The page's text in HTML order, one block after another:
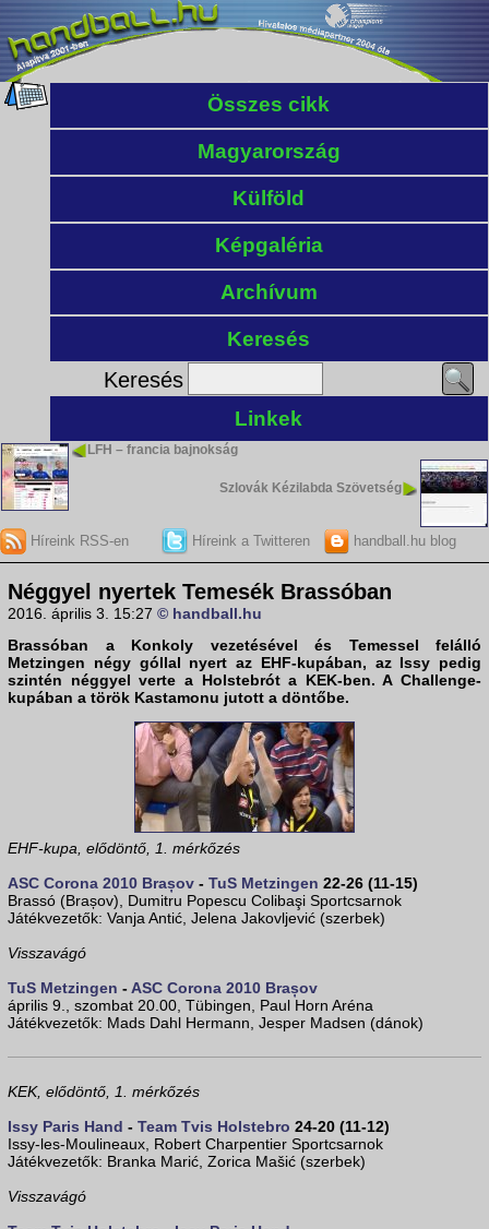
Összes cikk
Magyarország
Külföld
Képgaléria
Archívum
Keresés
Keresés
Linkek
LFH – francia bajnokság
Szlovák Kézilabda Szövetség
Híreink RSS-en Híreink a Twitteren handball.hu blog
Néggyel nyertek Temesék Brassóban
2016. április 3. 15:27 © handball.hu
Brassóban a Konkoly vezetésével és Temessel felálló
Metzingen négy góllal nyert az EHF-kupában, az Issy pedig
szintén néggyel verte a Holstebrót a KEK-ben. A Challenge-
kupában a török Kastamonu jutott a döntőbe.
EHF-kupa, elődöntő, 1. mérkőzés
ASC Corona 2010 Brașov - TuS Metzingen 22-26 (11-15)
Brassó (Brașov), Dumitru Popescu Colibaşi Sportcsarnok
Játékvezetők: Vanja Antić, Jelena Jakovljević (szerbek)
Visszavágó
TuS Metzingen - ASC Corona 2010 Brașov
április 9., szombat 20.00, Tübingen, Paul Horn Aréna
Játékvezetők: Mads Dahl Hermann, Jesper Madsen (dánok)
KEK, elődöntő, 1. mérkőzés
Issy Paris Hand - Team Tvis Holstebro 24-20 (11-12)
Issy-les-Moulineaux, Robert Charpentier Sportcsarnok
Játékvezetők: Branka Marić, Zorica Mašić (szerbek)
Visszavágó